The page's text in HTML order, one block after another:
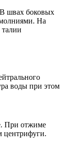
швах боковых
На
воды при этом
При отжиме
центрифуги.